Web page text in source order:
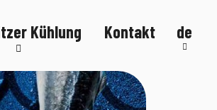
Kühlung
Kontakt de